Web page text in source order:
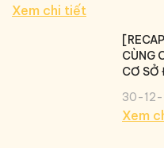
Xem chi tiết
CÙNG
CƠ SỞ
30-
Xem